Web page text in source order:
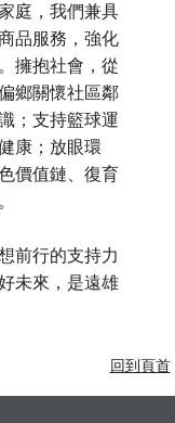
庭，我們兼具
品服務，強化
擁抱社會，從
鄉關懷社區鄰
；支持籃球運
康；放眼環
價值鏈、復育
前行的支持力
未來，是遠雄
回到頁首